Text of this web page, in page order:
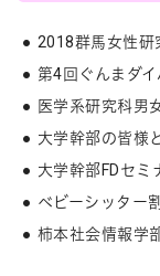
2018群馬女性研
第4回ぐんまダ
医学系研究科男
大学幹部の皆様
大学幹部FDセミ
ベビーシッター
柿本社会情報学